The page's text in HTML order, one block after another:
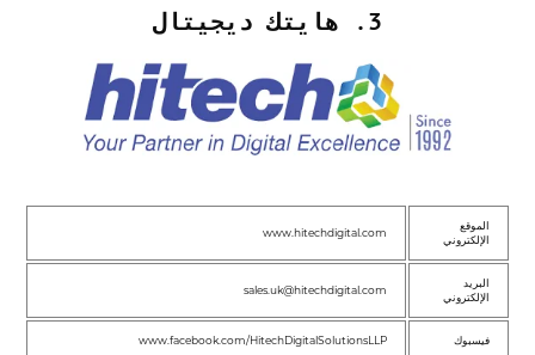
3. هايتك ديجيتال
الموقع
الإلكتروني
www.hitechdigital.com
البريد
الإلكتروني
sales.uk@hitechdigital.com
فيسبوك www.facebook.com/HitechDigitalSolutionsLLP